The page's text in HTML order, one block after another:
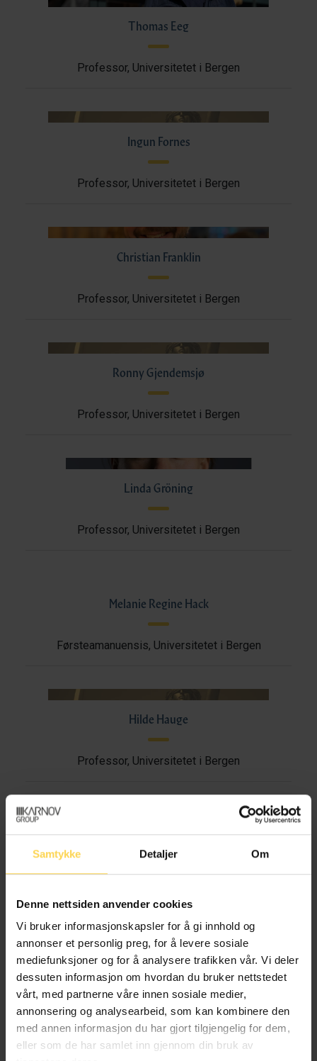
Samtykke Detaljer Om
Denne nettsiden anvender cookies
Vi bruker informasjonskapsler for å gi innhold og
annonser et personlig preg, for å levere sosiale
mediefunksjoner og for å analysere trafikken vår. Vi deler
dessuten informasjon om hvordan du bruker nettstedet
vårt, med partnerne våre innen sosiale medier,
annonsering og analysearbeid, som kan kombinere den
med annen informasjon du har gjort tilgjengelig for dem,
eller som de har samlet inn gjennom din bruk av
Thomas Eeg
Professor, Universitetet i Bergen
Ingun Fornes
Professor, Universitetet i Bergen
Christian Franklin
Professor, Universitetet i Bergen
Ronny Gjendemsjø
Professor, Universitetet i Bergen
Linda Gröning
Professor, Universitetet i Bergen
Melanie Regine Hack
Førsteamanuensis, Universitetet i Bergen
Hilde Hauge
Professor, Universitetet i Bergen
Herman Holmboe Hald Haugen
Stipendiat, Universitetet i Bergen
Tollef Otterdal Heggen
PhD-student, Universitetet i Bergen